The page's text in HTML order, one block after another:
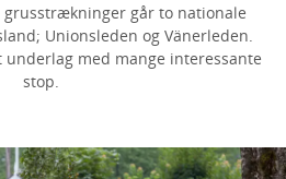
grusstrækninger går to nationale
Unionsleden og Vänerleden.
med mange interessante
stop.